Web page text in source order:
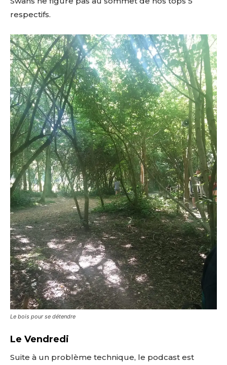
respectifs.
Le bois pour se détendre
Le Vendredi
Suite à un problème technique, le podcast est